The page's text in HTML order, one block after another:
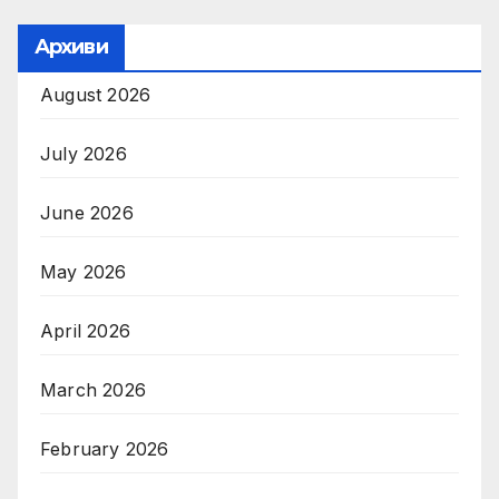
Архиви
August 2026
July 2026
June 2026
May 2026
April 2026
March 2026
February 2026